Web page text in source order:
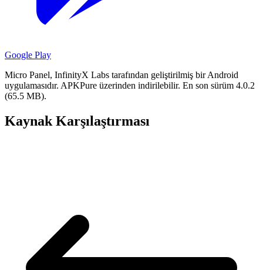
Google Play
Micro Panel, InfinityX Labs tarafından geliştirilmiş bir Android
uygulamasıdır. APKPure üzerinden indirilebilir. En son sürüm 4.0.2
(65.5 MB).
Kaynak Karşılaştırması